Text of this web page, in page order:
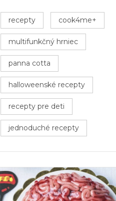
recepty cook4me+
multifunkčný hrniec
panna cotta
halloweenské recepty
recepty pre deti
jednoduché recepty